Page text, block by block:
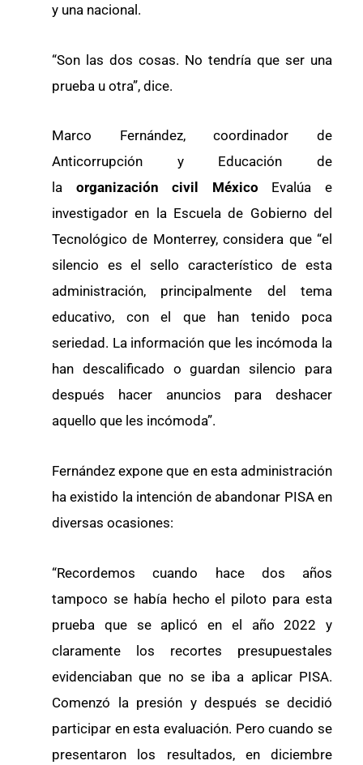
y una nacional.
“Son las dos cosas. No tendría que ser una
prueba u otra”, dice.
Marco Fernández, coordinador de
Anticorrupción y Educación de
la organización civil México Evalúa e
investigador en la Escuela de Gobierno del
Tecnológico de Monterrey, considera que “el
silencio es el sello característico de esta
administración, principalmente del tema
educativo, con el que han tenido poca
seriedad. La información que les incómoda la
han descalificado o guardan silencio para
después hacer anuncios para deshacer
aquello que les incómoda”.
Fernández expone que en esta administración
ha existido la intención de abandonar PISA en
diversas ocasiones:
“Recordemos cuando hace dos años
tampoco se había hecho el piloto para esta
prueba que se aplicó en el año 2022 y
claramente los recortes presupuestales
evidenciaban que no se iba a aplicar PISA.
Comenzó la presión y después se decidió
participar en esta evaluación. Pero cuando se
presentaron los resultados, en diciembre